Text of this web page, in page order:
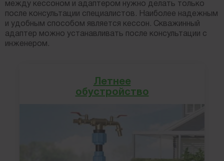
между кессоном и адаптером нужно делать только
после консультации специалистов. Наиболее надежным
и удобным способом является кессон. Скважинный
адаптер можно устанавливать после консультации с
инженером.
Летнее
обустройство